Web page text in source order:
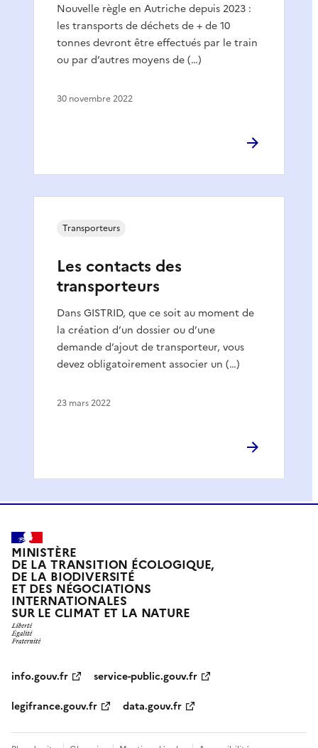
Nouvelle règle en Autriche depuis 2023 :
les transports de déchets de + de 10
tonnes devront être effectués par le train
ou par d’autres moyens de (…)
30 novembre 2022
Les contacts des
transporteurs
Dans GISTRID, que ce soit au moment de
la création d’un dossier ou d’une
demande d’ajout de transporteur, vous
devez obligatoirement associer un (…)
Transporteurs
23 mars 2022
MINISTÈRE
DE LA TRANSITION ÉCOLOGIQUE,
DE LA BIODIVERSITÉ
ET DES NÉGOCIATIONS
INTERNATIONALES
SUR LE CLIMAT ET LA NATURE
info.gouv.fr
service-public.gouv.fr
legifrance.gouv.fr
data.gouv.fr